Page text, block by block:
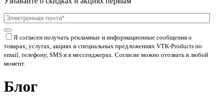
Я согласен получать рекламные и информационные сообщения о
товарах, услугах, акциях и специальных предложениях VTK-Products по
email, телефону, SMS и в мессенджерах. Согласие можно отозвать в любой
момент.
Блог